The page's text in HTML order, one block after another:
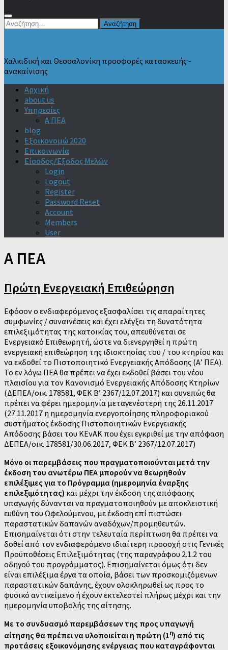
Αναζήτηση
Χαλκιδική και Θεσσαλονίκη προσφορές κατασκευής -
ανακαίνισης
Αρχική
about us
Υπηρεσίες
Α ΠΕΑ
blog
Εξοικονομώ 2020
Επικοινωνία
Είσοδος/Έξοδος Μελών
Login
Logout
Register
Password Reset
Account
Members
User
Α ΠΕΑ
Πρώτη Ενεργειακή Επιθεώρηση
Εφόσον ο ενδιαφερόμενος εξασφαλίσει τις απαραίτητες
συμφωνίες / συναινέσεις και έχει ελέγξει τη δυνατότητα
επιλεξιμότητας της κατοικίας του, απευθύνεται σε
Ενεργειακό Επιθεωρητή, ώστε να διενεργηθεί η πρώτη
ενεργειακή επιθεώρηση της ιδιοκτησίας του / του κτηρίου και
να εκδοθεί το Πιστοποιητικό Ενεργειακής Απόδοσης (Α’ ΠΕΑ).
Το εν λόγω ΠΕΑ θα πρέπει να έχει εκδοθεί βάσει του νέου
πλαισίου για τον Κανονισμό Ενεργειακής Απόδοσης Κτηρίων
(ΔΕΠΕΑ/οικ. 178581, ΦΕΚ Β’ 2367/12.07.2017) και συνεπώς θα
πρέπει να φέρει ημερομηνία μεταγενέστερη της 26.11.2017
(27.11.2017 η ημερομηνία ενεργοποίησης πληροφοριακού
συστήματος έκδοσης Πιστοποιητικών Ενεργειακής
Απόδοσης βάσει του ΚΕνΑΚ που έχει εγκριθεί με την απόφαση
ΔΕΠΕΑ/οικ. 178581/30.06.2017, ΦΕΚ Β’ 2367/12.07.2017)
Μόνο οι παρεμβάσεις που πραγματοποιούνται μετά την
έκδοση του ανωτέρω ΠΕΑ μπορούν να θεωρηθούν
επιλέξιμες για το Πρόγραμμα (ημερομηνία έναρξης
επιλεξιμότητας) και μέχρι την έκδοση της απόφασης
υπαγωγής δύνανται να πραγματοποιηθούν με αποκλειστική
ευθύνη του Ωφελούμενου, με έκδοση επί πιστώσει
παραστατικών δαπανών αναδόχων/προμηθευτών.
Επισημαίνεται ότι στην τελευταία περίπτωση θα πρέπει να
δοθεί από τον ενδιαφερόμενο ιδιαίτερη προσοχή στις Γενικές
Προϋποθέσεις Επιλεξιμότητας (της παραγράφου 2.1.2 του
οδηγού του προγράμματος). Επισημαίνεται όμως ότι δεν
είναι επιλέξιμα έργα τα οποία, βάσει των προσκομιζόμενων
παραστατικών δαπάνης, έχουν ολοκληρωθεί ως προς το
φυσικό αντικείμενο ή έχουν εκτελεστεί πλήρως μέχρι και την
ημερομηνία υποβολής της αίτησης.
Με το συνδυασμό παρεμβάσεων της προς υπαγωγή
αίτησης θα πρέπει να υλοποιείται η πρώτη (1η) από τις
προτάσεις εξοικονόμησης ενέργειας που καταγράφονται